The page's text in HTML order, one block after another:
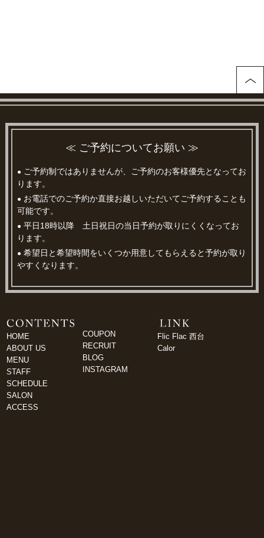
≪ ご予約についてお願い ≫
● ご予約制ではありませんが、ご予約のお客様優先となってお
ります。
● お電話でのご予約か直接お越しいただいてご予約することも
可能です。
● 平日18時以降 土日祝日の当日予約が取りにくくなってお
ります。
● 希望日と希望時間をいくつか用意してもらえると予約が取り
やすくなります。
HOME
ABOUT US
MENU
STAFF
SCHEDULE
SALON
ACCESS
COUPON
RECRUIT
BLOG
INSTAGRAM
Flic Flac 西台
Calor